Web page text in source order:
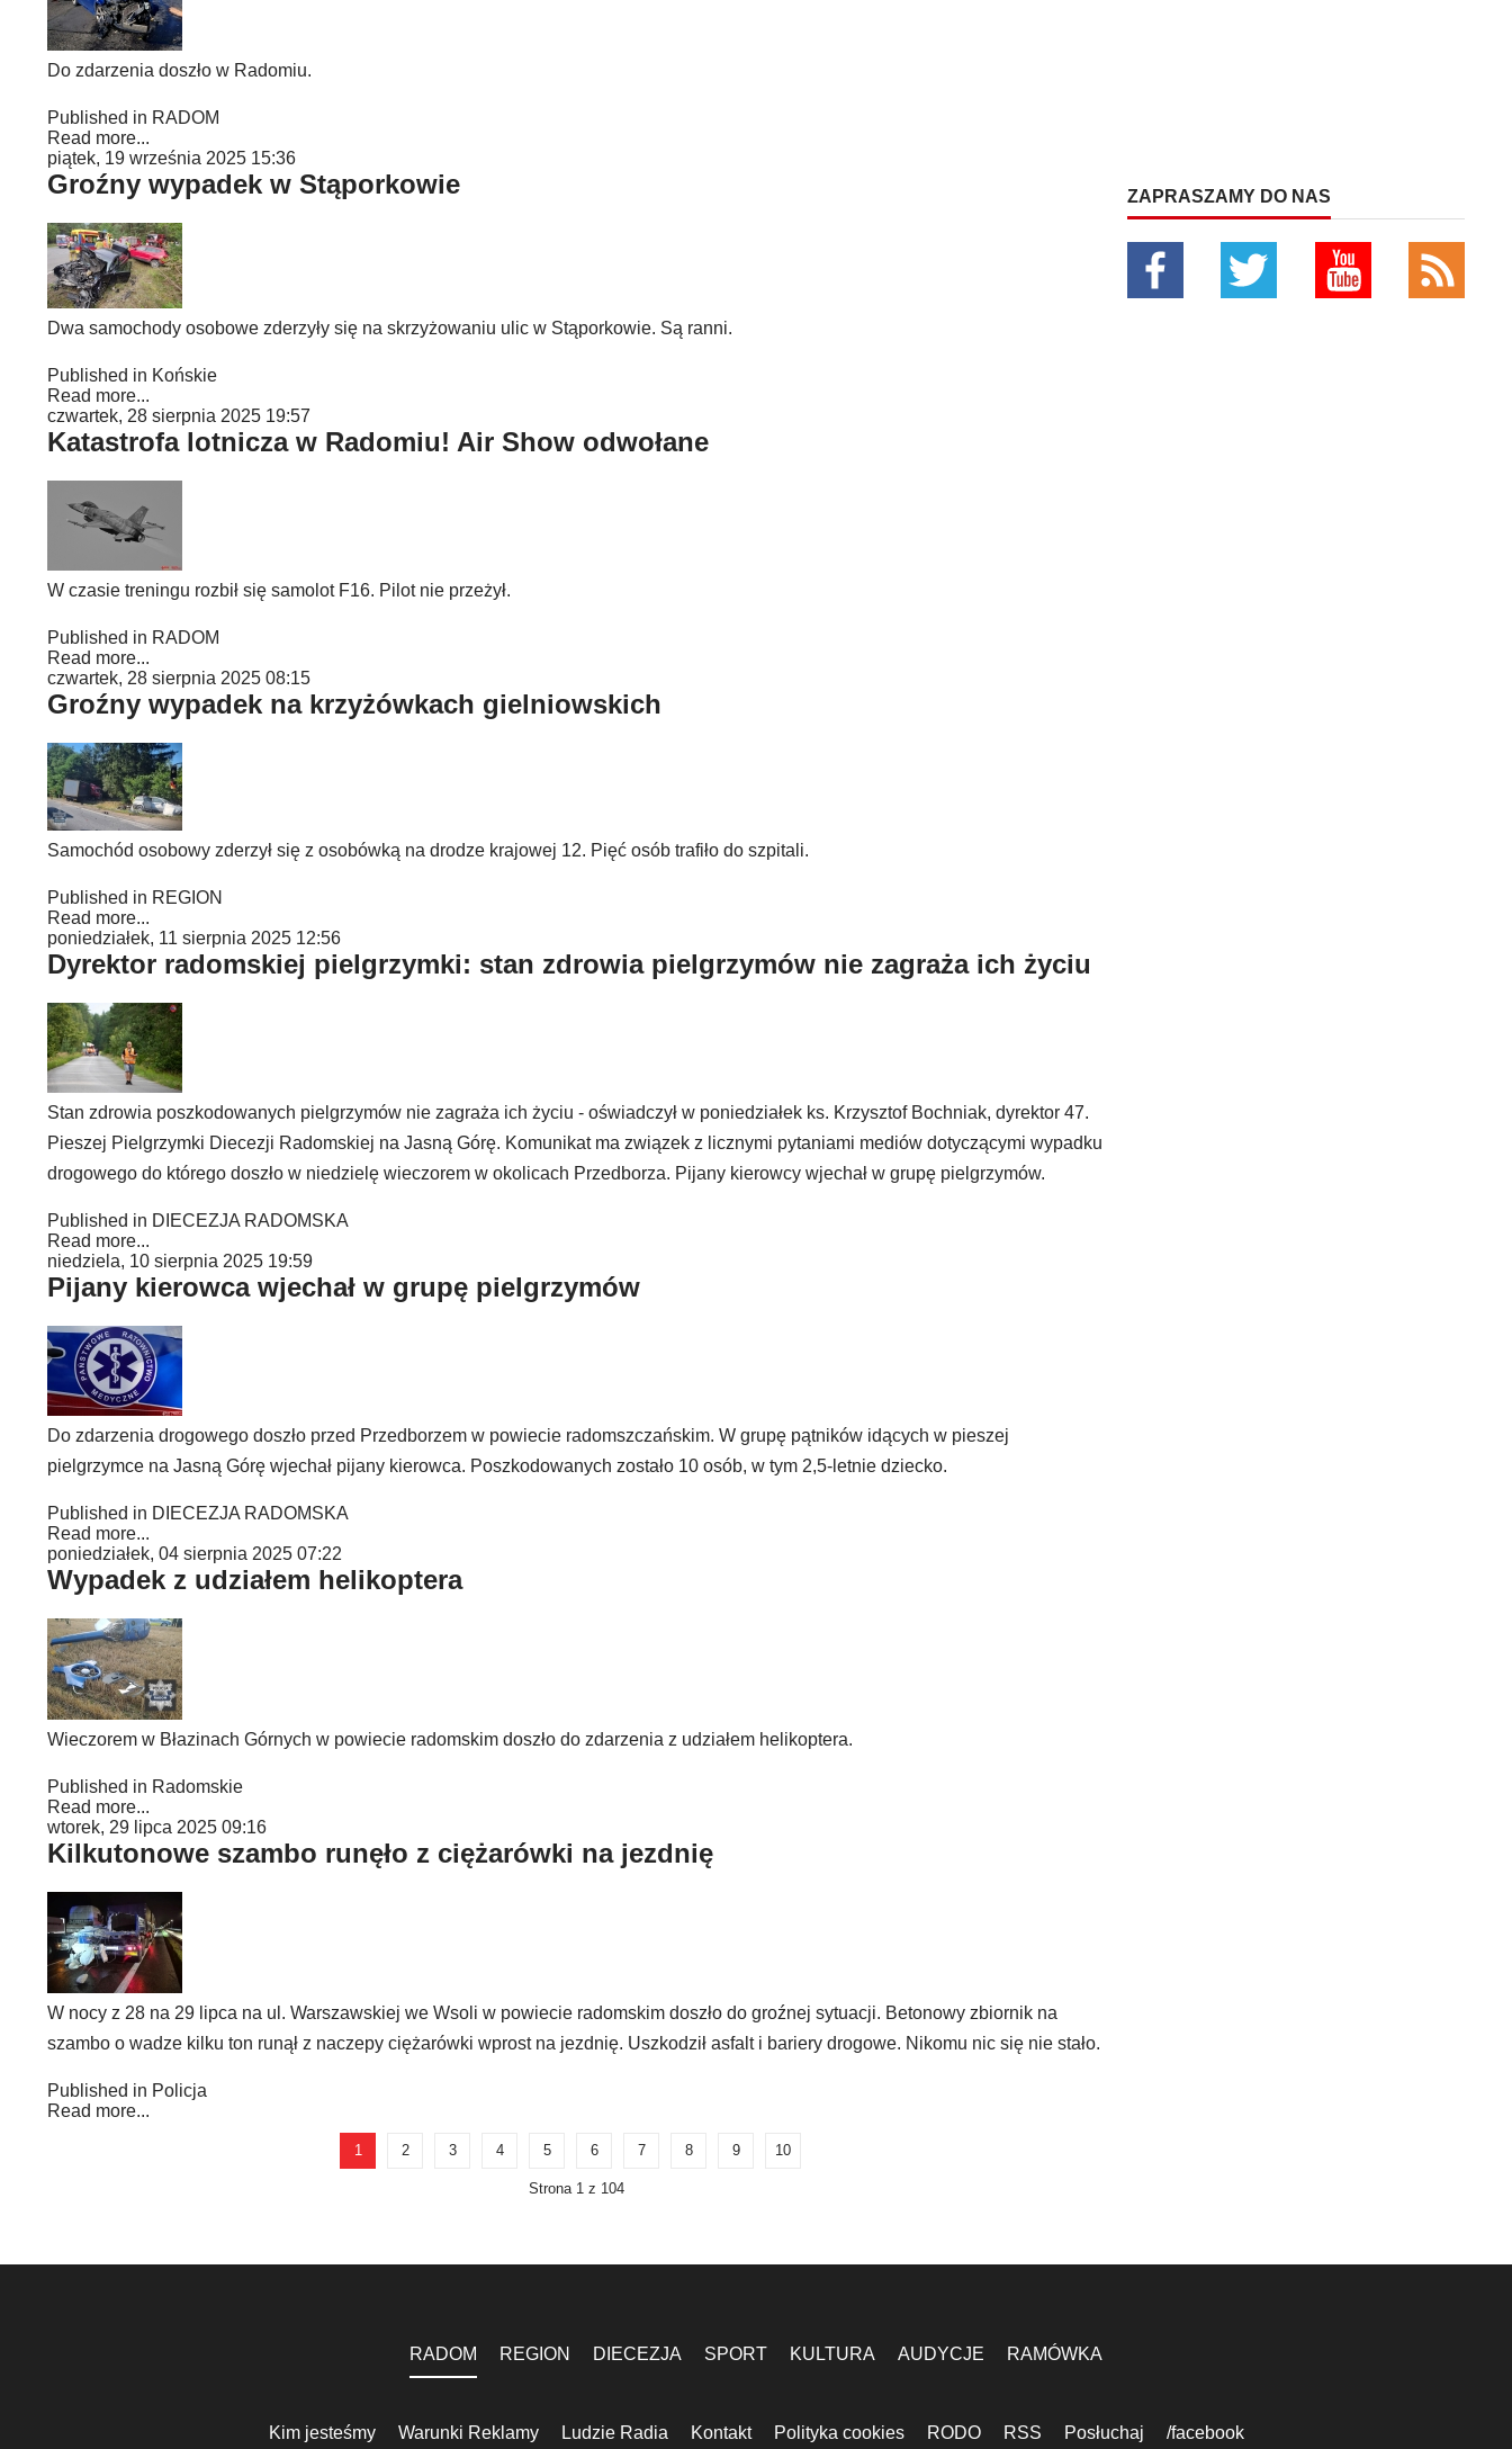
Do zdarzenia doszło w Radomiu.
Published in RADOM
Read more...
piątek, 19 września 2025 15:36
Groźny wypadek w Stąporkowie
Dwa samochody osobowe zderzyły się na skrzyżowaniu ulic w Stąporkowie. Są ranni.
Published in Końskie
Read more...
czwartek, 28 sierpnia 2025 19:57
Katastrofa lotnicza w Radomiu! Air Show odwołane
W czasie treningu rozbił się samolot F16. Pilot nie przeżył.
Published in RADOM
Read more...
czwartek, 28 sierpnia 2025 08:15
Groźny wypadek na krzyżówkach gielniowskich
Samochód osobowy zderzył się z osobówką na drodze krajowej 12. Pięć osób trafiło do szpitali.
Published in REGION
Read more...
poniedziałek, 11 sierpnia 2025 12:56
Dyrektor radomskiej pielgrzymki: stan zdrowia pielgrzymów nie zagraża ich życiu
Stan zdrowia poszkodowanych pielgrzymów nie zagraża ich życiu - oświadczył w poniedziałek ks. Krzysztof Bochniak, dyrektor 47.
Pieszej Pielgrzymki Diecezji Radomskiej na Jasną Górę. Komunikat ma związek z licznymi pytaniami mediów dotyczącymi wypadku
drogowego do którego doszło w niedzielę wieczorem w okolicach Przedborza. Pijany kierowcy wjechał w grupę pielgrzymów.
Published in DIECEZJA RADOMSKA
Read more...
niedziela, 10 sierpnia 2025 19:59
Pijany kierowca wjechał w grupę pielgrzymów
Do zdarzenia drogowego doszło przed Przedborzem w powiecie radomszczańskim. W grupę pątników idących w pieszej
pielgrzymce na Jasną Górę wjechał pijany kierowca. Poszkodowanych zostało 10 osób, w tym 2,5-letnie dziecko.
Published in DIECEZJA RADOMSKA
Read more...
poniedziałek, 04 sierpnia 2025 07:22
Wypadek z udziałem helikoptera
Wieczorem w Błazinach Górnych w powiecie radomskim doszło do zdarzenia z udziałem helikoptera.
Published in Radomskie
Read more...
wtorek, 29 lipca 2025 09:16
Kilkutonowe szambo runęło z ciężarówki na jezdnię
W nocy z 28 na 29 lipca na ul. Warszawskiej we Wsoli w powiecie radomskim doszło do groźnej sytuacji. Betonowy zbiornik na
szambo o wadze kilku ton runął z naczepy ciężarówki wprost na jezdnię. Uszkodził asfalt i bariery drogowe. Nikomu nic się nie stało.
Published in Policja
Read more...
1 2 3 4 5 6 7 8 9 10
Strona 1 z 104
ZAPRASZAMY DO NAS
RADOM REGION DIECEZJA SPORT KULTURA AUDYCJE RAMÓWKA
Kim jesteśmy Warunki Reklamy Ludzie Radia Kontakt Polityka cookies RODO RSS Posłuchaj /facebook